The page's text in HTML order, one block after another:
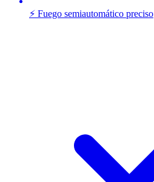
⚡ Fuego semiautomático preciso